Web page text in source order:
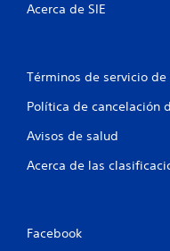
Acerca de SIE
Términos de servicio de
Política de cancelación
Avisos de salud
Acerca de las
Facebook